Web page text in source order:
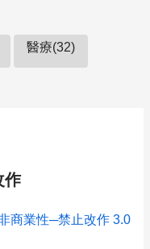
醫療(32)
作
商業性─禁止改作 3.0